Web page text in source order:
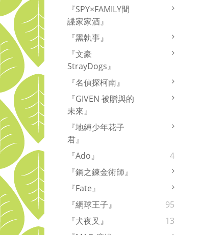
『SPY×FAMILY間
諜家家酒』
『黑執事』
『文豪
StrayDogs』
『名偵探柯南』
『GIVEN 被贈與的
未來』
『地縛少年花子
君』
『Ado』
4
『鋼之鍊金術師』
『Fate』
『網球王子』
95
『犬夜叉』
13